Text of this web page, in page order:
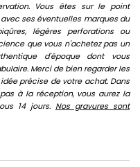
Vous êtes sur le point
ses éventuelles marques du
légères perforations ou
que vous n'achetez pas un
d'époque dont vous
Merci de bien regarder les
précise de votre achat. Dans
à la réception, vous aurez la
14 jours. Nos gravures sont